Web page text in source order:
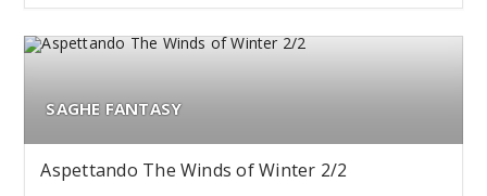
SAGHE FANTASY
Aspettando The Winds of Winter 2/2